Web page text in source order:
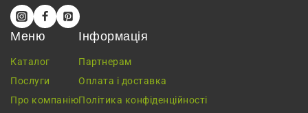
Меню
Каталог
Послуги
Про компанію
Інформація
Партнерам
Оплата і доставка
Політика конфіденційності